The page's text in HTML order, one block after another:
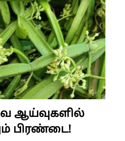
ஆய்வுகளில்
பிரண்டை!